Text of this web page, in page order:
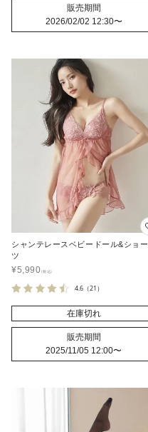
販売期間
2026/02/02 12:30〜
シャンテレースベビードール&ショー
ツ
¥5,990
4.6 （21）
在庫切れ
販売期間
2025/11/05 12:00〜